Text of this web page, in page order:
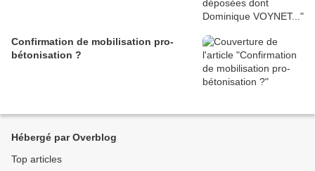
Confirmation de mobilisation pro-
bétonisation ?
Hébergé par Overblog
Top articles